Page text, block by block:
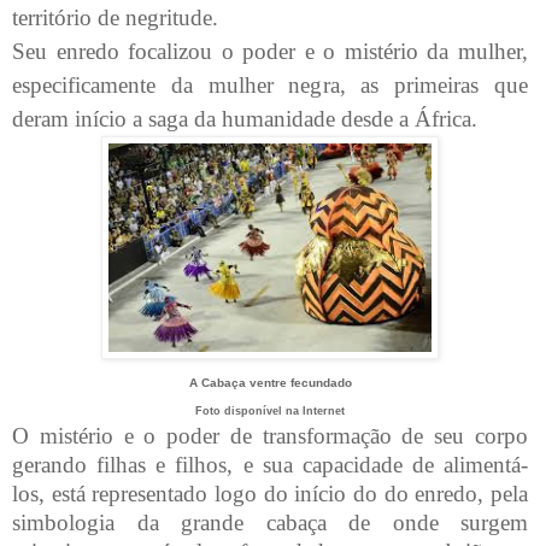
território de negritude.
Seu enredo focalizou o poder e o mistério da mulher,
especificamente da mulher negra, as primeiras que
deram início a saga da humanidade desde a África.
A Cabaça ventre fecundado
Foto disponível na Internet
O mistério e o poder de transformação de seu corpo
gerando filhas e filhos, e sua capacidade de alimentá-
los, está representado logo do início do do enredo, pela
simbologia da grande cabaça de onde surgem